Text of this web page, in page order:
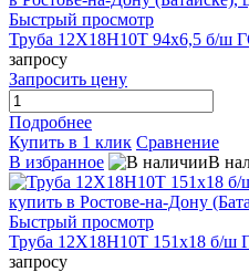
Быстрый просмотр
Труба 12Х18Н10Т 94х6,5 б/ш
запросу
Запросить цену
Подробнее
Купить в 1 клик Сравнение
В избранное
В
Быстрый просмотр
Труба 12Х18Н10Т 151х18 б/ш
запросу